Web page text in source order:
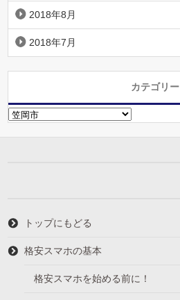
2018年8月
2018年7月
カテゴリー
カ
トップにもどる
格安スマホの基本
格安スマホを始める前に！